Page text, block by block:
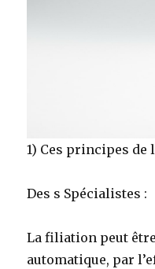
1) Ces principes
Des s Spécialistes :
La filiation peut
automatique, par